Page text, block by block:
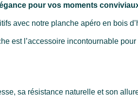
pour vos moments
avec notre planche apéro en bois
est l’accessoire incontournable
sa résistance naturelle et son